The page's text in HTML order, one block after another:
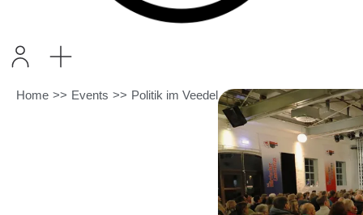
Home >> Events >> Politik im Veedel